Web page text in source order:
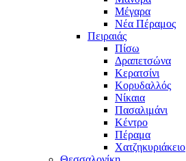
Μέγαρα
Νέα Πέραμος
Πειραιάς
Πίσω
Δραπετσώνα
Κερατσίνι
Κορυδαλλός
Νίκαια
Πασαλιμάνι
Κέντρο
Πέραμα
Χατζηκυριάκειο